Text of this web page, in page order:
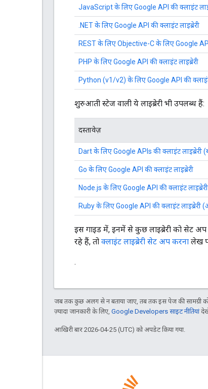
JavaScript के लिए Google API की क्लाइंट
.NET के लिए Google API की क्लाइंट लाइब्रेरी
REST के लिए Objective-C के लिए Google API
PHP के लिए Google API की क्लाइंट लाइब्रेरी
Python (v1/v2) के लिए Google API की क्लाइंट
शुरुआती स्टेज वाली ये लाइब्रेरी भी उपलब्ध हैं:
दस्तावेज़
Dart के लिए Google APIs की क्लाइंट लाइब्रेरी
Go के लिए Google API की क्लाइंट लाइब्रेरी
Node.js के लिए Google API की क्लाइंट
Ruby के लिए Google API की क्लाइंट लाइब्रेरी
इस गाइड में, इनमें से कुछ लाइब्रेरी को सेट
रहे हैं, तो क्लाइंट लाइब्रेरी सेट अप करना लेख
.
जब तक कुछ अलग से न बताया जाए, तब तक इस पेज की सामग्री
ज़्यादा जानकारी के लिए, Google Developers साइट नीतियां
आखिरी बार 2026-04-25 (UTC) को अपडेट किया गया.